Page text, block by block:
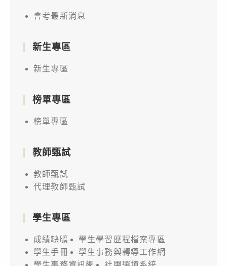
會考最新消息
新生專區
新生專區
榜單專區
榜單專區
教師甄試
教師甄試
代理教師甄試
學生專區
成績缺曠
學生學習歷程檔案專區
學生手冊
學生事務與轉導工作網